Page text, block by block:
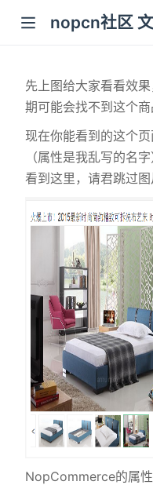
nopcn社区
先上图给大家看看效
期可能会找不到这个商
现在你能看到的这个
（属性是我乱写的名
看到这里，请君跳过图
NopCommerce的属